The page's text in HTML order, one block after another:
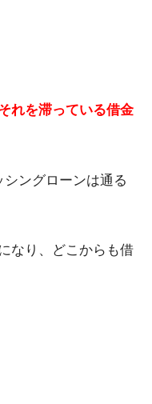
れを滞っている借金
ングローンは通る
なり、どこからも借